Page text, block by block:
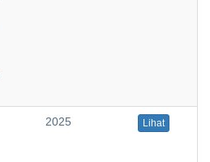
2025 Lihat